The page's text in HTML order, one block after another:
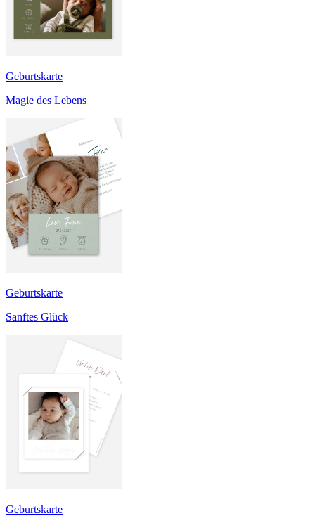
Geburtskarte
Magie des Lebens
Geburtskarte
Sanftes Glück
Geburtskarte